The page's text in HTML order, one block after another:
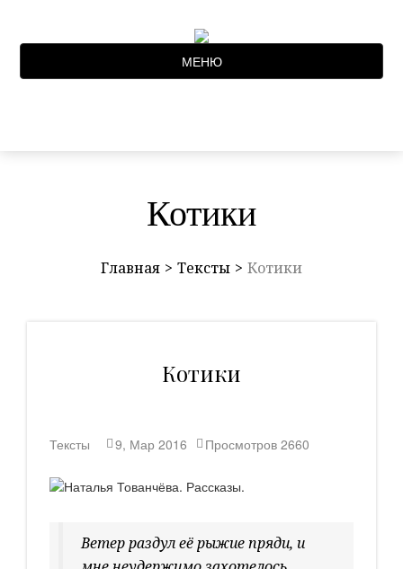
МЕНЮ
Котики
Главная Тексты Котики
Котики
Тексты 9, Мар 2016 Просмотров 2660
Ветер раздул её рыжие пряди, и